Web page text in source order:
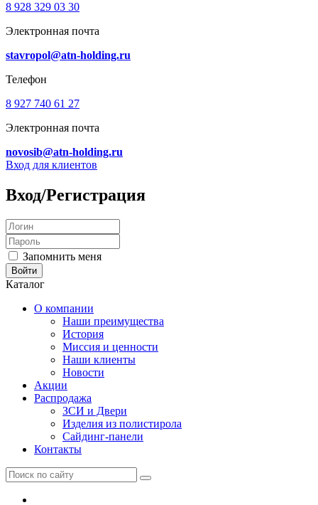
8 928 329 03 30
Электронная почта
stavropol@atn-holding.ru
Телефон
8 927 740 61 27
Электронная почта
novosib@atn-holding.ru
Вход для клиентов
Вход/Регистрация
Запомнить меня
Каталог
О компании
Наши преимущества
История
Миссия и ценности
Наши клиенты
Новости
Акции
Распродажа
ЗСИ и Двери
Изделия из полистирола
Сайдинг-панели
Контакты